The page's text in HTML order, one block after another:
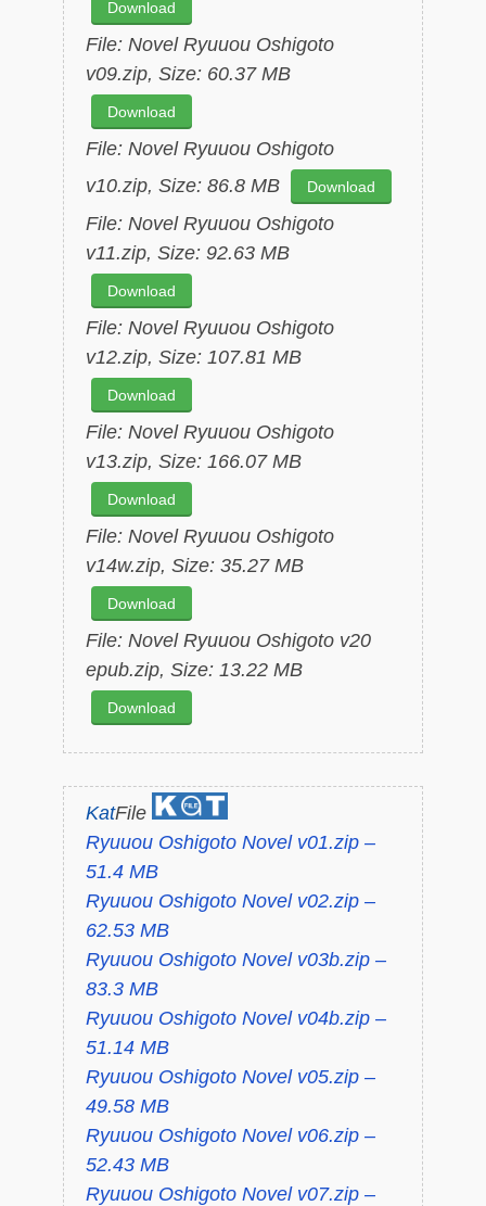
Download
File: Novel Ryuuou Oshigoto
v09.zip, Size: 60.37 MB
Download
File: Novel Ryuuou Oshigoto
v10.zip, Size: 86.8 MB
Download
File: Novel Ryuuou Oshigoto
v11.zip, Size: 92.63 MB
Download
File: Novel Ryuuou Oshigoto
v12.zip, Size: 107.81 MB
Download
File: Novel Ryuuou Oshigoto
v13.zip, Size: 166.07 MB
Download
File: Novel Ryuuou Oshigoto
v14w.zip, Size: 35.27 MB
Download
File: Novel Ryuuou Oshigoto v20
epub.zip, Size: 13.22 MB
Download
KatFile
Ryuuou Oshigoto Novel v01.zip –
51.4 MB
Ryuuou Oshigoto Novel v02.zip –
62.53 MB
Ryuuou Oshigoto Novel v03b.zip –
83.3 MB
Ryuuou Oshigoto Novel v04b.zip –
51.14 MB
Ryuuou Oshigoto Novel v05.zip –
49.58 MB
Ryuuou Oshigoto Novel v06.zip –
52.43 MB
Ryuuou Oshigoto Novel v07.zip –